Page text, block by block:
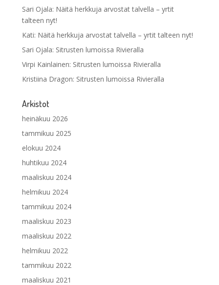
Sari Ojala: Näitä herkkuja arvostat talvella – yrtit
talteen nyt!
Kati: Näitä herkkuja arvostat talvella – yrtit talteen nyt!
Sari Ojala: Sitrusten lumoissa Rivieralla
Virpi Kainlainen: Sitrusten lumoissa Rivieralla
Kristiina Dragon: Sitrusten lumoissa Rivieralla
Arkistot
heinäkuu 2026
tammikuu 2025
elokuu 2024
huhtikuu 2024
maaliskuu 2024
helmikuu 2024
tammikuu 2024
maaliskuu 2023
maaliskuu 2022
helmikuu 2022
tammikuu 2022
maaliskuu 2021